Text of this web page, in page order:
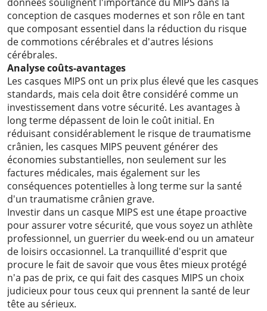
conception de casques modernes et son rôle en tant
que composant essentiel dans la réduction du risque
de commotions cérébrales et d'autres lésions
cérébrales.
Analyse coûts-avantages
Les casques MIPS ont un prix plus élevé que les casques
standards, mais cela doit être considéré comme un
investissement dans votre sécurité. Les avantages à
long terme dépassent de loin le coût initial. En
réduisant considérablement le risque de traumatisme
crânien, les casques MIPS peuvent générer des
économies substantielles, non seulement sur les
factures médicales, mais également sur les
conséquences potentielles à long terme sur la santé
d'un traumatisme crânien grave.
Investir dans un casque MIPS est une étape proactive
pour assurer votre sécurité, que vous soyez un athlète
professionnel, un guerrier du week-end ou un amateur
de loisirs occasionnel. La tranquillité d'esprit que
procure le fait de savoir que vous êtes mieux protégé
n'a pas de prix, ce qui fait des casques MIPS un choix
judicieux pour tous ceux qui prennent la santé de leur
tête au sérieux.